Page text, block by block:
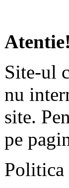
Atentie!
Site-ul
nu
site.
pe
Politica